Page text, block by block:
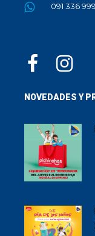
091 336 999
NOVEDADES Y